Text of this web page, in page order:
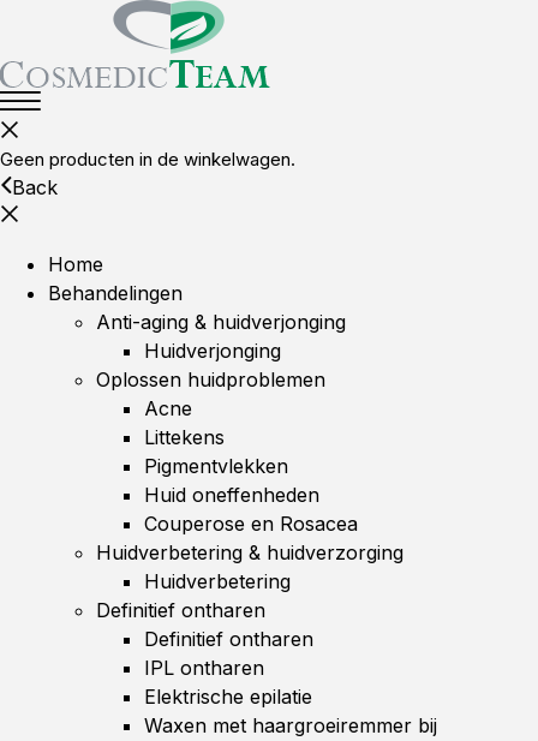
Geen producten in de winkelwagen.
Back
Home
Behandelingen
Anti-aging & huidverjonging
Huidverjonging
Oplossen huidproblemen
Acne
Littekens
Pigmentvlekken
Huid oneffenheden
Couperose en Rosacea
Huidverbetering & huidverzorging
Huidverbetering
Definitief ontharen
Definitief ontharen
IPL ontharen
Elektrische epilatie
Waxen met haargroeiremmer bij